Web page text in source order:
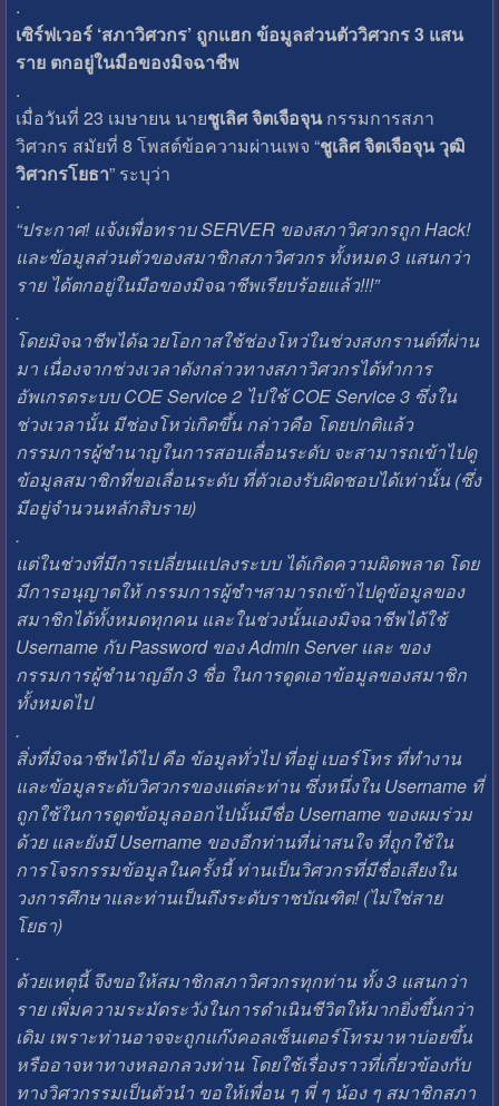
.
เซิร์ฟเวอร์ ‘สภาวิศวกร’ ถูกแฮก ข้อมูลส่วนตัววิศวกร 3 แสน
ราย ตกอยู่ในมือของมิจฉาชีพ
.
เมื่อวันที่ 23 เมษายน นายชูเลิศ จิตเจือจุนกรรมการสภา
วิศวกร สมัยที่ 8 โพสต์ข้อความผ่านเพจ “ชูเลิศ จิตเจือจุน วุฒิ
วิศวกรโยธา” ระบุว่า
.
“ประกาศ! แจ้งเพื่อทราบ SERVER ของสภาวิศวกรถูก Hack!
และข้อมูลส่วนตัวของสมาชิกสภาวิศวกร ทั้งหมด 3 แสนกว่า
ราย ได้ตกอยู่ในมือของมิจฉาชีพเรียบร้อยแล้ว!!!”
.
โดยมิจฉาชีพได้ฉวยโอกาสใช้ช่องโหว่ในช่วงสงกรานต์ที่ผ่าน
มา เนื่องจากช่วงเวลาดังกล่าวทางสภาวิศวกรได้ทำการ
อัพเกรดระบบ COE Service 2 ไปใช้ COE Service 3 ซึ่งใน
ช่วงเวลานั้น มีช่องโหว่เกิดขึ้น กล่าวคือ โดยปกติแล้ว
กรรมการผู้ชำนาญในการสอบเลื่อนระดับ จะสามารถเข้าไปดู
ข้อมูลสมาชิกที่ขอเลื่อนระดับ ที่ตัวเองรับผิดชอบได้เท่านั้น (ซึ่ง
มีอยู่จำนวนหลักสิบราย)
.
แต่ในช่วงที่มีการเปลี่ยนแปลงระบบ ได้เกิดความผิดพลาด โดย
มีการอนุญาตให้ กรรมการผู้ชำฯสามารถเข้าไปดูข้อมูลของ
สมาชิกได้ทั้งหมดทุกคน และในช่วงนั้นเองมิจฉาชีพได้ใช้
Username กับ Password ของ Admin Server และ ของ
กรรมการผู้ชำนาญอีก 3 ชื่อ ในการดูดเอาข้อมูลของสมาชิก
ทั้งหมดไป
.
สิ่งที่มิจฉาชีพได้ไป คือ ข้อมูลทั่วไป ที่อยู่ เบอร์โทร ที่ทำงาน
และข้อมูลระดับวิศวกรของแต่ละท่าน ซึ่งหนึ่งใน Username ที่
ถูกใช้ในการดูดข้อมูลออกไปนั้นมีชื่อ Username ของผมร่วม
ด้วย และยังมี Username ของอีกท่านที่น่าสนใจ ที่ถูกใช้ใน
การโจรกรรมข้อมูลในครั้งนี้ ท่านเป็นวิศวกรที่มีชื่อเสียงใน
วงการศึกษาและท่านเป็นถึงระดับราชบัณฑิต! (ไม่ใช่สาย
โยธา)
.
ด้วยเหตุนี้ จึงขอให้สมาชิกสภาวิศวกรทุกท่าน ทั้ง 3 แสนกว่า
ราย เพิ่มความระมัดระวังในการดำเนินชีวิตให้มากยิ่งขึ้นกว่า
เดิม เพราะท่านอาจจะถูกแก๊งคอลเซ็นเตอร์โทรมาหาบ่อยขึ้น
หรืออาจหาทางหลอกลวงท่าน โดยใช้เรื่องราวที่เกี่ยวข้องกับ
ทางวิศวกรรมเป็นตัวนำ ขอให้เพื่อน ๆ พี่ ๆ น้อง ๆ สมาชิกสภา